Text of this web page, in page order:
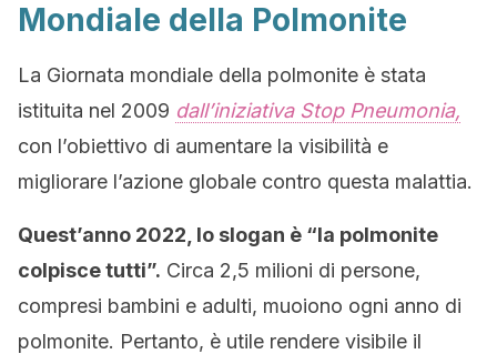
Mondiale della Polmonite
La Giornata mondiale della polmonite è stata
istituita nel 2009 dall’iniziativa Stop Pneumonia,
con l’obiettivo di aumentare la visibilità e
migliorare l’azione globale contro questa malattia.
Quest’anno 2022, lo slogan è “la polmonite
colpisce tutti”. Circa 2,5 milioni di persone,
compresi bambini e adulti, muoiono ogni anno di
polmonite. Pertanto, è utile rendere visibile il